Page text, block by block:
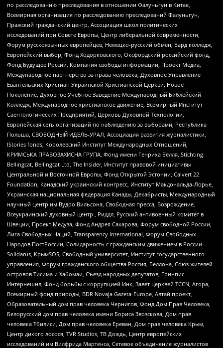
по расследованию преследования в отношении Фалуньгун в Китае,
Всемирная организация по расследованию преследований Фалуньгун,
Пражский гражданский центр, Ассоциация школ политических
исследований при Совете Европы, Центр либеральной современности,
Форум русскоязычных европейцев, Немецко-русский обмен, Бард колледж,
Европейский выбор, Фонд Ходорковского, Оксфордский российский фонд,
Фонд Будущее России, Компания свободы информации, Проект Медиа,
Международное партнерство за права человека, Духовное Управление
Евангельских Христиан Украинской Христианской Церкви, Новое
Поколение, Духовное Учебное Заведение Международный Библейский
Колледж, Международное христианское движение, Всемирный Институт
Саентологических Предприятий, Церковь Духовной Технологии,
Европейская сеть организаций по наблюдению за выборами, Республика
Польша, СВОБОДНЫЙ ИДЕЛЬ-УРАЛ, Ассоциация развития журналистики,
IStories fonds, Королевский Институт Международных Отношений,
КРИМСЬКА ПРАВОЗАХИСНА ГРУПА, Фонд имени Генриха Бёлля, Stichting
Bellingcat, Bellingcat Ltd, The Insider, Институт правовой инициативы
Центральной и Восточной Европы, Фонд Открытой Эстонии, Calvert 22
Foundation, Канадский украинский конгресс, Институт Макдональда-Лорье,
Украинская национальная федерация Канады, Декабристы, Международный
научный центр им Вудро Вильсона, Свободная пресса, Возрождение,
Всеукраинский духовный центр , Риддл, Русский антивоенный комитет в
Швеции, Проект Медуза, Фонд Андрея Сахарова, Форум свободной России,
Лига Свободных Наций, Transparеncy International, Форум Свободных
Народов ПостРоссии, Солидарность с гражданским движением в России –
Solidarus, КрымSOS, Свободный университет, Институт государственного
управления, Форум гражданского общества Россия, Беллона, Союз жителей
островов Тисима и Хабомаи, Съезд народных депутатов, Гринпис
Интернешнл, Фонд борьбы с коррупцией Инк, Завет церквей TCCN, Агора,
Всемирный фонд природы, BDR Novaja Gazeta-Europe, Алтай проект,
Образовательный дом прав человека Чернигов, Фонд Дом Прав Человека,
Белорусский дом прав человека имени Бориса Звозскова, Дом прав
человека Тбилиси, Дом прав человека Ереван, Дом прав человека Крым,
Центр дикого лосося, TVR Studios, ТВ Дождь, Центр европейских
исследований им Вилфрида Мартенса, Сетевое объединение журналистов